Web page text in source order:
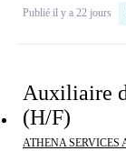
Publié il y a 22 jours
Auxiliaire
(H/F)
ATHENA